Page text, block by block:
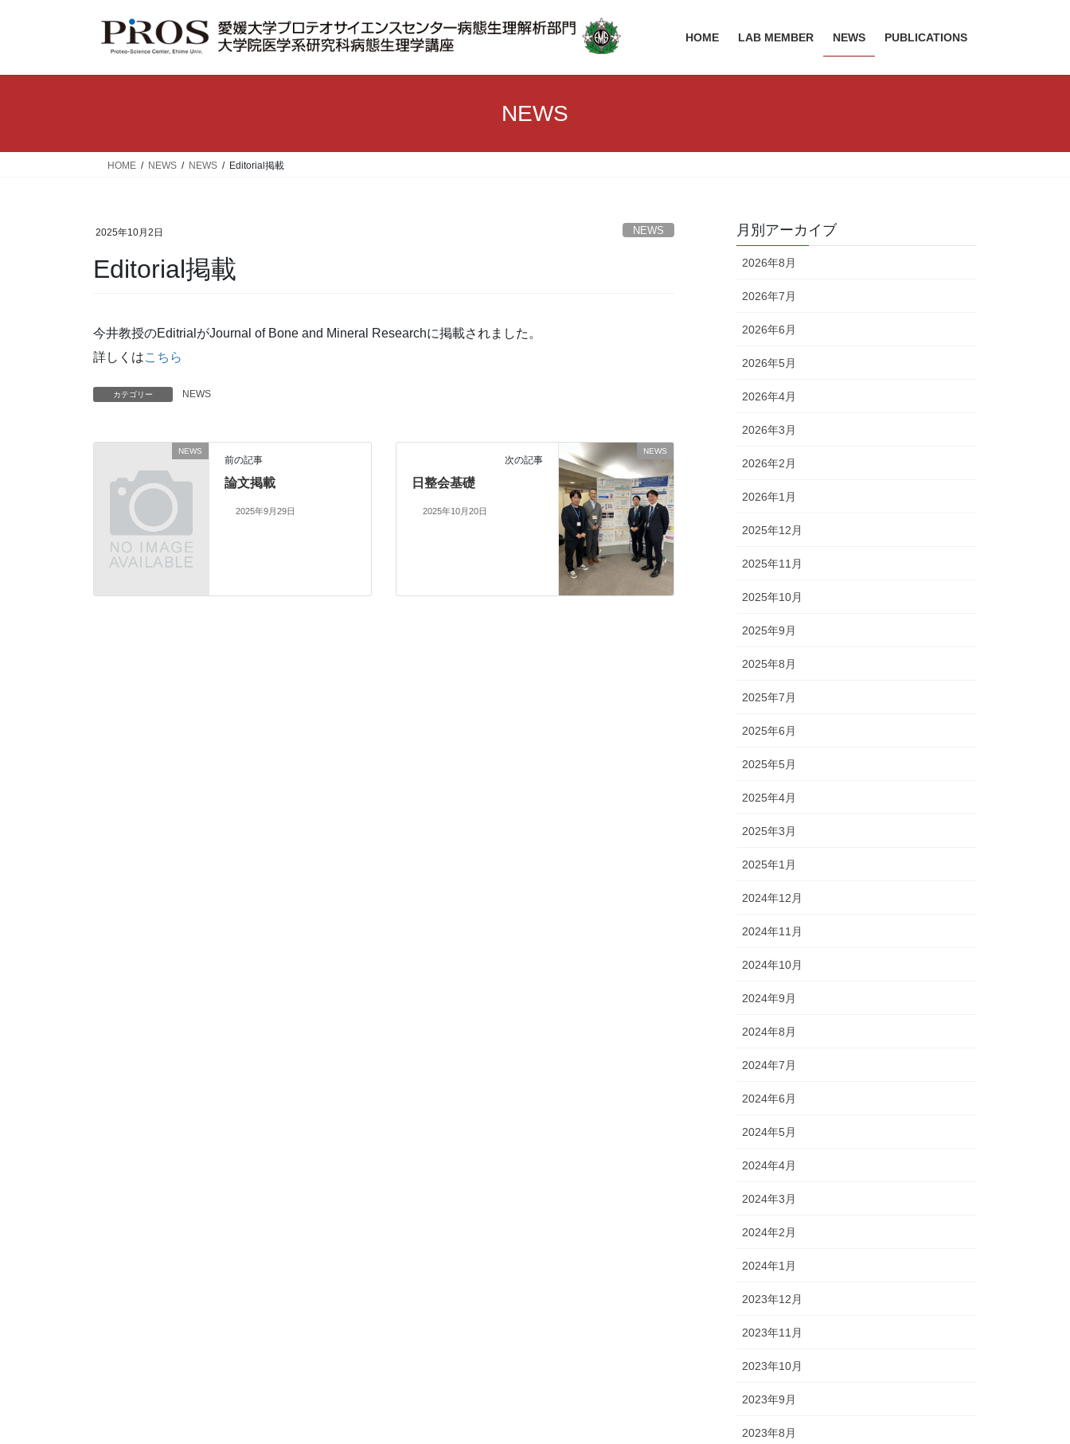
HOME LAB MEMBER NEWS PUBLICATIONS
NEWS
HOME NEWS NEWS Editorial掲載
2025年10月2日 NEWS
Editorial掲載
今井教授のEditrialがJournal of Bone and Mineral Researchに掲載されました。
詳しくはこちら
カテゴリー NEWS
NEWS
前の記事
論文掲載
2025年9月29日
NEWS
次の記事
日整会基礎
2025年10月20日
月別アーカイブ
2026年8月
2026年7月
2026年6月
2026年5月
2026年4月
2026年3月
2026年2月
2026年1月
2025年12月
2025年11月
2025年10月
2025年9月
2025年8月
2025年7月
2025年6月
2025年5月
2025年4月
2025年3月
2025年1月
2024年12月
2024年11月
2024年10月
2024年9月
2024年8月
2024年7月
2024年6月
2024年5月
2024年4月
2024年3月
2024年2月
2024年1月
2023年12月
2023年11月
2023年10月
2023年9月
2023年8月